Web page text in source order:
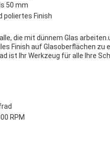
50 mm
poliertes Finish
die mit dünnem Glas
Finish auf Glasoberflächen zu
ist Ihr Werkzeug für alle Ihre
RPM